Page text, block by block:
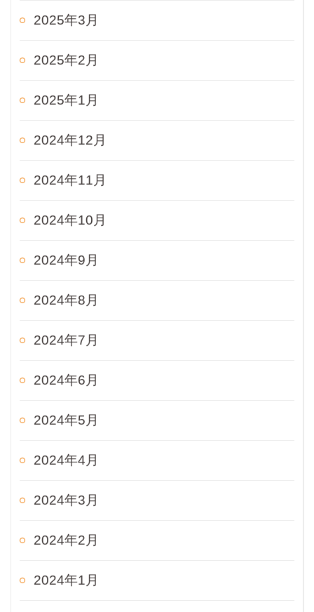
2025年3月
2025年2月
2025年1月
2024年12月
2024年11月
2024年10月
2024年9月
2024年8月
2024年7月
2024年6月
2024年5月
2024年4月
2024年3月
2024年2月
2024年1月